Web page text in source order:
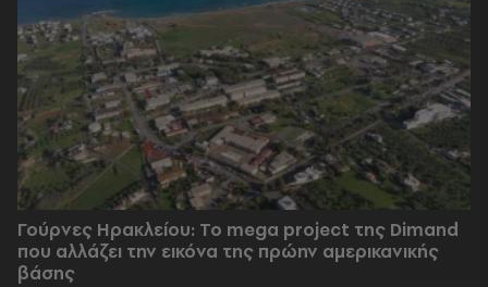
Γούρνες Ηρακλείου: To mega project της Dimand
που αλλάζει την εικόνα της πρώην αμερικανικής
βάσης